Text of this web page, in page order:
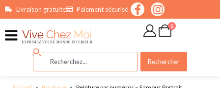
principalLivraison gratuite Paiement sécurisé
0
Rechercher